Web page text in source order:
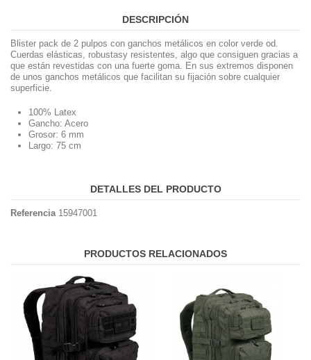
DESCRIPCIÓN
Blister pack de 2 pulpos con ganchos metálicos en color verde od.
Cuerdas elásticas, robustasy resistentes, algo que consiguen gracias a
que están revestidas con una fuerte goma. En sus extremos disponen
de unos ganchos metálicos que facilitan su fijación sobre cualquier
superficie.
100% Latex
Gancho: Acero
Grosor: 6 mm
Largo: 75 cm
DETALLES DEL PRODUCTO
Referencia 15947001
PRODUCTOS RELACIONADOS